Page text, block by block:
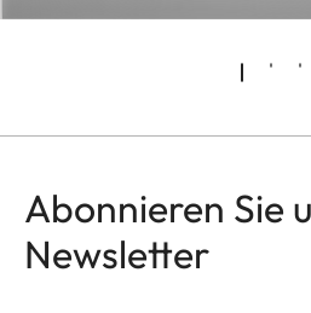
Abonnieren Sie
Newsletter